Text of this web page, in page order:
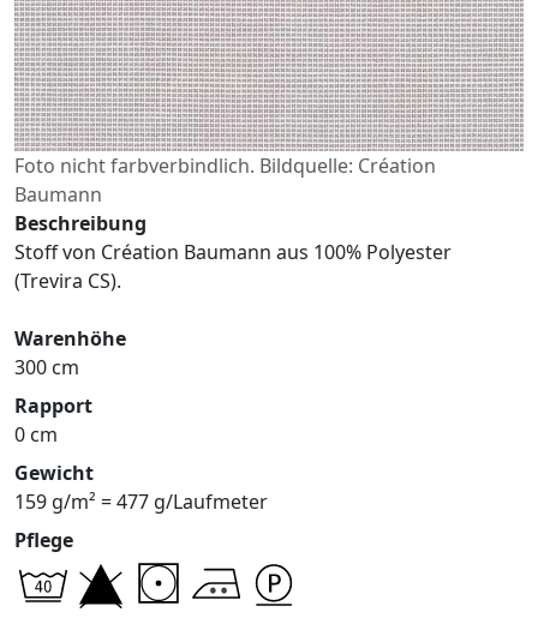
Foto nicht farbverbindlich. Bildquelle: Création
Baumann
Beschreibung
Stoff von Création Baumann aus 100% Polyester
(Trevira CS).
Warenhöhe
300 cm
Rapport
0 cm
Gewicht
159 g/m² = 477 g/Laufmeter
Pflege